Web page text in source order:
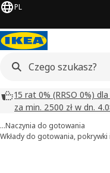
PL
15 rat 0% (RRSO 0%)
za min. 2500 zł w dn.
…Naczynia do gotowania
Wkłady do gotowania,